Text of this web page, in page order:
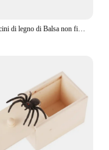
Bastoncini di legno di Balsa non finiti rotondi aste di centraggio in legno per bambini modellismo fai da te decorazione della festa nuziale a casa